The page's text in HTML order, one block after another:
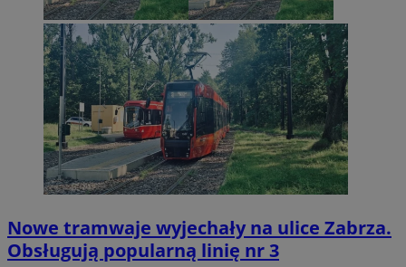
Nowe tramwaje wyjechały na ulice Zabrza.
Obsługują popularną linię nr 3